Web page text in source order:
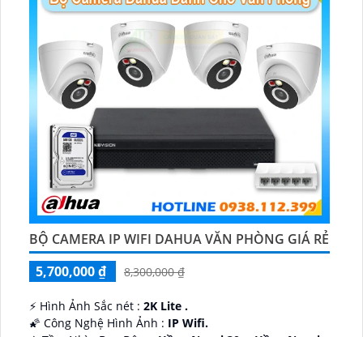
BỘ CAMERA IP WIFI DAHUA VĂN PHÒNG GIÁ RẺ
5,700,000 ₫
8,300,000 ₫
️⚡ Hình Ảnh Sắc nét : 2K Lite .
🌠 Công Nghệ Hình Ảnh : IP Wifi.